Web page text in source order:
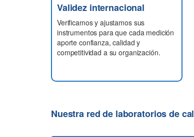
Validez internacional
Verificamos y ajustamos sus
instrumentos para que cada medición
aporte confianza, calidad y
competitividad a su organización.
Nuestra red de laboratorios de